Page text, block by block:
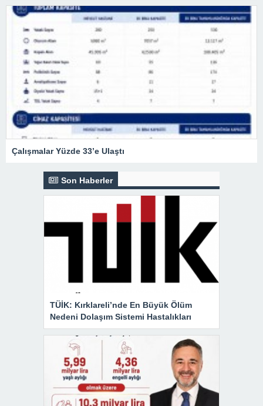
Çalışmalar Yüzde 33’e Ulaştı
Son Haberler
TÜİK: Kırklareli’nde En Büyük Ölüm
Nedeni Dolaşım Sistemi Hastalıkları